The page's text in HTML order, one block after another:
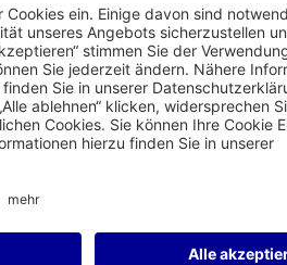
Dreh- und Angelpunkt der Luftfahrt.